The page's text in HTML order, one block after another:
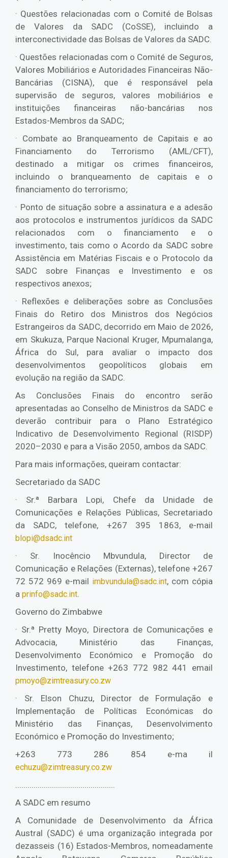
· Questões relacionadas com o Comité de Bolsas
de Valores da SADC (CoSSE), incluindo a
interconectividade das Bolsas de Valores da SADC.
· Questões relacionadas com o Comité de Seguros,
Valores Mobiliários e Autoridades Financeiras Não-
Bancárias (CISNA), que é responsável pela
supervisão de seguros, valores mobiliários e
instituições financeiras não-bancárias nos
Estados-Membros da SADC;
· Combate ao Branqueamento de Capitais e ao
Financiamento do Terrorismo (AML/CFT),
destinado a mitigar os crimes financeiros,
incluindo o branqueamento de capitais e o
financiamento do terrorismo;
· Ponto de situação sobre a assinatura e a adesão
aos protocolos e instrumentos jurídicos da SADC
relacionados com o financiamento e o
investimento, tais como o Acordo da SADC sobre
Assistência em Matérias Fiscais e o Protocolo da
SADC sobre Finanças e Investimento e os
respectivos anexos;
· Reflexões e deliberações sobre as Conclusões
Finais do Retiro dos Ministros dos Negócios
Estrangeiros da SADC, decorrido em Maio de 2026,
em Skukuza, Parque Nacional Kruger, Mpumalanga,
África do Sul, para avaliar o impacto dos
desenvolvimentos geopolíticos globais em
evolução na região da SADC.
As Conclusões Finais do encontro serão
apresentadas ao Conselho de Ministros da SADC e
deverão contribuir para o Plano Estratégico
Indicativo de Desenvolvimento Regional (RISDP)
2020–2030 e para a Visão 2050, ambos da SADC.
Para mais informações, queiram contactar:
Secretariado da SADC
· Sr.ª Barbara Lopi, Chefe da Unidade de
Comunicações e Relações Públicas, Secretariado
da SADC, telefone, +267 395 1863, e-mail
blopi@dsadc.int
· Sr. Inocêncio Mbvundula, Director de
Comunicação e Relações (Externas), telefone +267
72 572 969 e-mail imbvundula@sadc.int, com cópia
a prinfo@sadc.int
Governo do Zimbabwe
· Sr.ª Pretty Moyo, Directora de Comunicações e
Advocacia, Ministério das Finanças,
Desenvolvimento Económico e Promoção do
Investimento, telefone +263 772 982 441 email
pmoyo@zimtreasury.co.zw
· Sr. Elson Chuzu, Director de Formulação e
Implementação de Políticas Económicas do
Ministério das Finanças, Desenvolvimento
Económico e Promoção do Investimento;
+263 773 286 854 e-ma il
echuzu@zimtreasury.co.zw
A SADC em resumo
A Comunidade de Desenvolvimento da África
Austral (SADC) é uma organização integrada por
dezasseis (16) Estados-Membros, nomeadamente